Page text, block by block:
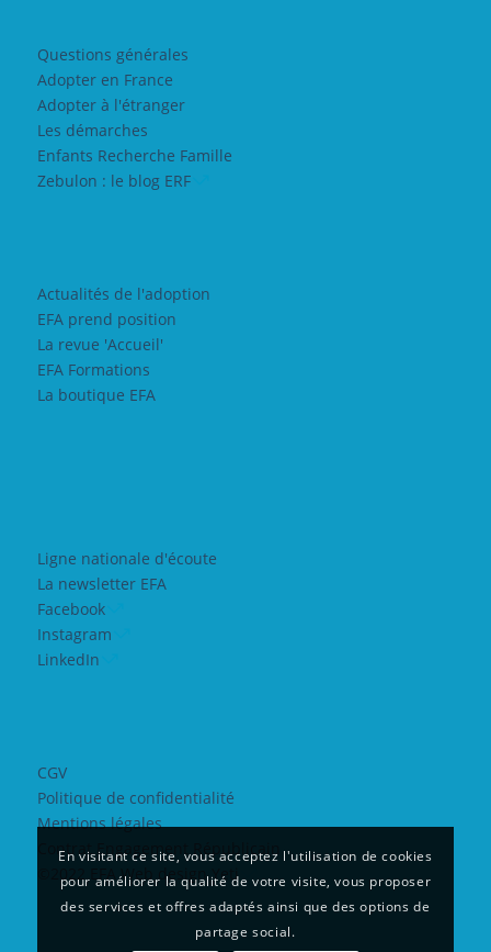
Questions générales
Adopter en France
Adopter à l'étranger
Les démarches
Enfants Recherche Famille
Zebulon : le blog ERF
Actualités de l'adoption
EFA prend position
La revue 'Accueil'
EFA Formations
La boutique EFA
Ligne nationale d'écoute
La newsletter EFA
Facebook
Instagram
LinkedIn
CGV
Politique de confidentialité
Mentions légales
Contrat Engagement Républicain
©2022 EFA Web design Yeti
En visitant ce site, vous acceptez l'utilisation de cookies
pour améliorer la qualité de votre visite, vous proposer
des services et offres adaptés ainsi que des options de
partage social.